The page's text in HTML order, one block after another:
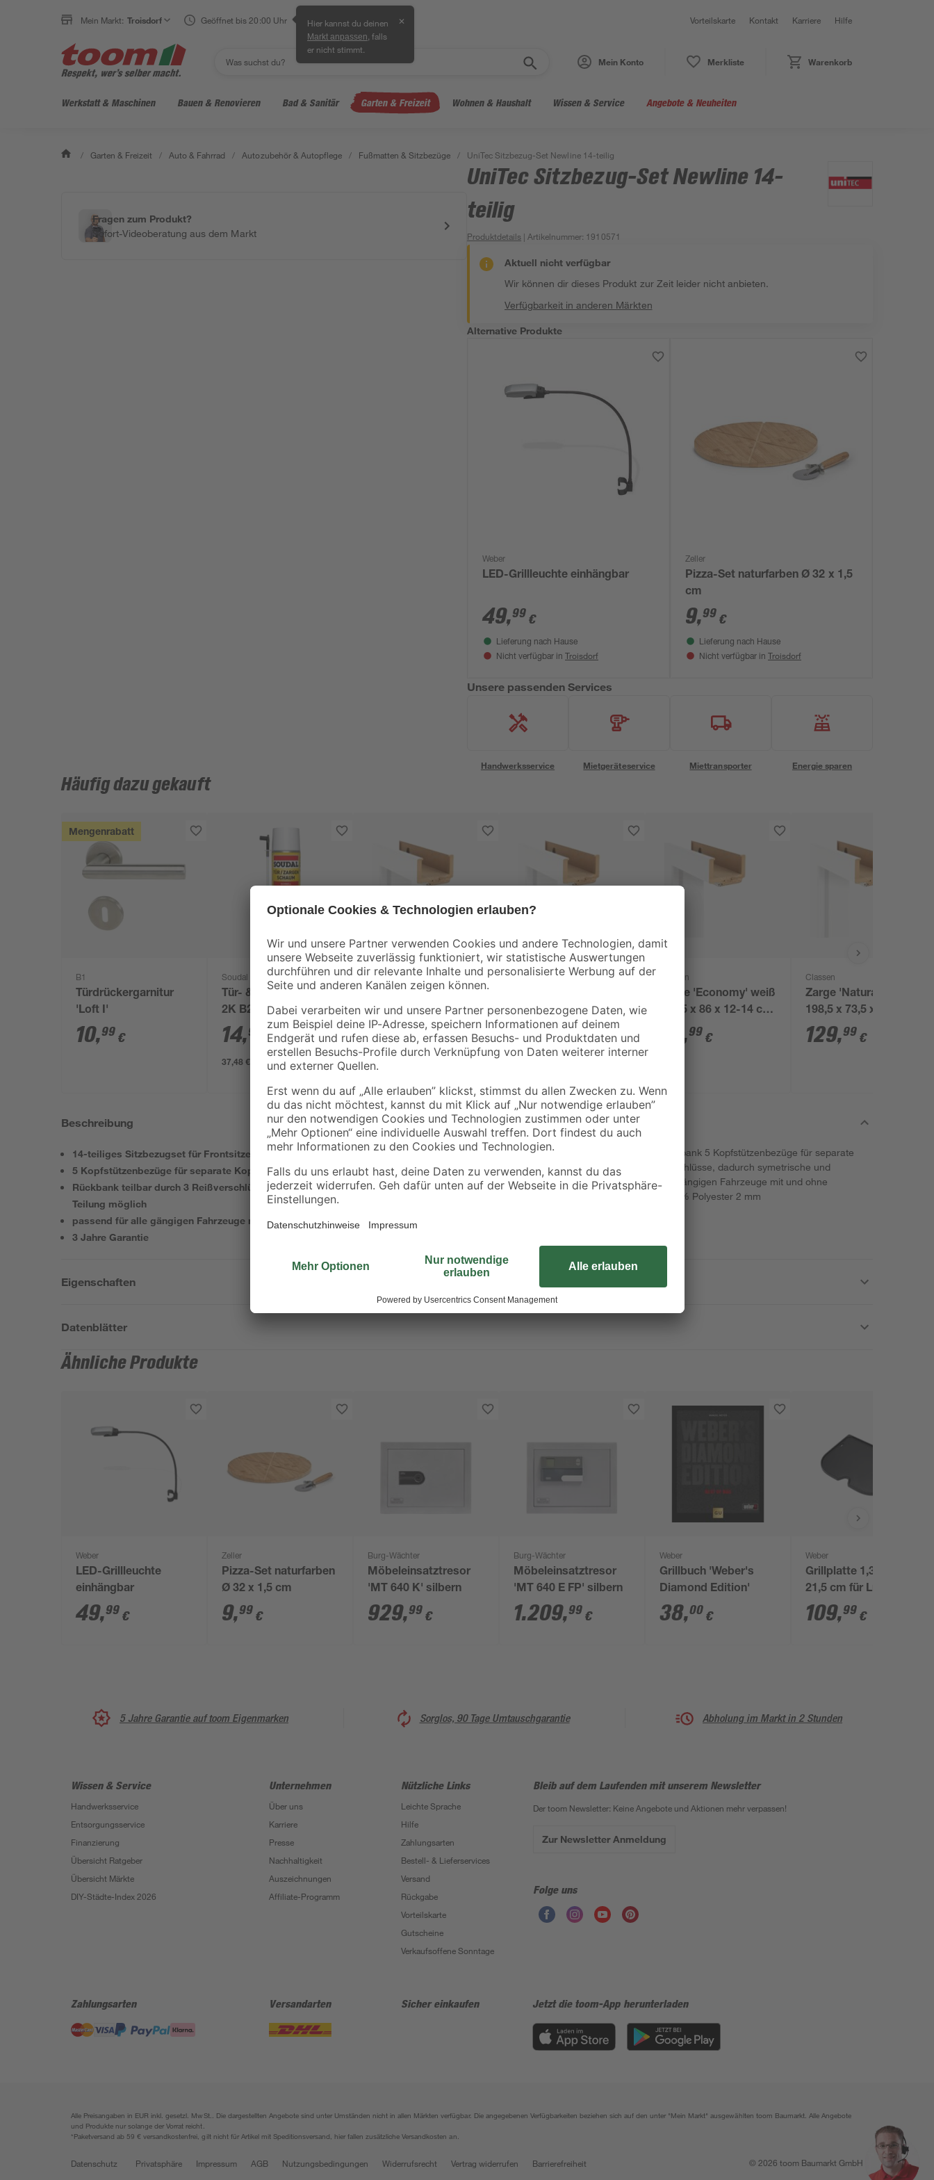
Mein Markt: Troisdorf Geöffnet bis 20:00 Uhr Hier kannst du deinen
Markt anpassen , falls
er nicht stimmt.
✕ Vorteilskarte Kontakt Karriere Hilfe
Mein Konto Merkliste Warenkorb
Werkstatt & Maschinen Bauen & Renovieren Bad & Sanitär Garten & Freizeit Wohnen & Haushalt Wissen & Service Angebote & Neuheiten
/ Garten & Freizeit / Auto & Fahrrad / Autozubehör & Autopflege / Fußmatten & Sitzbezüge / UniTec Sitzbezug-Set Newline 14-teilig
Fragen zum Produkt?
Sofort-Videoberatung aus dem Markt
UniTec Sitzbezug-Set Newline 14-
teilig
Produktdetails | Artikelnummer: 1910571
Aktuell nicht verfügbar
Wir können dir dieses Produkt zur Zeit leider nicht anbieten.
Verfügbarkeit in anderen Märkten
Alternative Produkte
Weber
LED-Grillleuchte einhängbar
49,99 €
Lieferung nach Hause
Nicht verfügbar in Troisdorf
Zeller
Pizza-Set naturfarben Ø 32 x 1,5
cm
9,99 €
Lieferung nach Hause
Nicht verfügbar in Troisdorf
Unsere passenden Services
Handwerksservice Mietgeräteservice Miettransporter Energie sparen
Häufig dazu gekauft
Mengenrabatt
B1
Türdrückergarnitur
'Loft I'
10,99 €
Soudal
Tür- & Zargenschaum
2K B2 400 ml
14,99 €
37,48 € / Liter
Classen
Zarge 'Natura' weiß
198,5 x 73,5 x 12-14
cm, Linksanschlag
129,99 €
Classen
198,5 x 86 x 14-16 cm,
Rechtsanschlag
129,99€
Classen
Zarge 'Economy' weiß
198,5 x 86 x 12-14 cm,
Rechtsanschlag
,99 €
Classen
Zarge 'Natura' weiß
198,5 x 73,5 x 14-16
cm, Linksanschlag
129,99 €
Beschreibung
14-teiliges Sitzbezugset für Frontsitze und Rückbank
5 Kopfstützenbezüge für separate Kopfstützen
Rückbank teilbar durch 3 Reißverschlüsse, dadurch symetrische und asymetrische
Teilung möglich
passend für alle gängigen Fahrzeuge mit und ohne Seitenairbag
3 Jahre Garantie
14-teiliges Sitzbezugset für Frontsitze und Rückbank 5 Kopfstützenbezüge für separate
Kopfstützen Rückbank teilbar durch 3 Reißverschlüsse, dadurch symetrische und
asymetrische Teilung möglich passend für alle gängigen Fahrzeuge mit und ohne
Seitenairbag Airbaglösung durch Dokunaht 100% Polyester 2 mm
Eigenschaften
Datenblätter
Ähnliche Produkte
Weber
LED-Grillleuchte
einhängbar
49,99 €
Zeller
Pizza-Set naturfarben
Ø 32 x 1,5 cm
9,99 €
Burg-Wächter
Möbeleinsatztresor
'MT 640 K' silbern
929,99 €
Burg-Wächter
Möbeleinsatztresor
'MT 640 E FP' silbern
1.209,99 €
Weber
Grillbuch 'Weber's
Diamond Edition'
38,00 €
Weber
Grillplatte 1,3 x 28,5 x
21,5 cm für Lumin
Compact
109,99 €
5 Jahre Garantie auf toom Eigenmarken Sorglos, 90 Tage Umtauschgarantie Abholung im Markt in 2 Stunden
Wissen & Service
Handwerksservice
Entsorgungsservice
Finanzierung
Übersicht Ratgeber
Übersicht Märkte
DIY-Städte-Index 2026
Unternehmen
Über uns
Karriere
Presse
Nachhaltigkeit
Auszeichnungen
Affiliate-Programm
Nützliche Links
Leichte Sprache
Hilfe
Zahlungsarten
Bestell- & Lieferservices
Versand
Rückgabe
Vorteilskarte
Gutscheine
Verkaufsoffene Sonntage
Bleib auf dem Laufenden mit unserem Newsletter
Der toom Newsletter: Keine Angebote und Aktionen mehr verpassen!
Zur Newsletter Anmeldung
Folge uns
Zahlungsarten Versandarten Sicher einkaufen Jetzt die toom-App herunterladen
Alle Preisangaben in EUR inkl. gesetzl. MwSt.. Die dargestellten Angebote sind unter Umständen nicht in allen Märkten verfügbar. Die angegebenen Verfügbarkeiten beziehen sich auf den unter "Mein Markt" ausgewählten toom Baumarkt. Alle Angebote
und Produkte nur solange der Vorrat reicht.
*Paketversand ab 59 € versandkostenfrei, gilt nicht für Artikel mit Speditionsversand, hier fallen zusätzliche Versandkosten an.
Datenschutz Privatsphäre Impressum AGB Nutzungsbedingungen Widerrufsrecht Vertrag widerrufen Barrierefreiheit © 2026 toom Baumarkt GmbH